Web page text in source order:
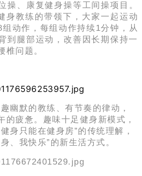
操、 康复健身操等工间操项目 。
身教练的带领下，大家一起运动
动作，每组动作持续1分钟，从
到腿部运动，改善因长期保持一
椎问题。
默的教练、有节奏的律动，
的疲惫。趣味十足健身新模式，
身只能在健身房”的传统理解，
、我快乐”的新生活方式。